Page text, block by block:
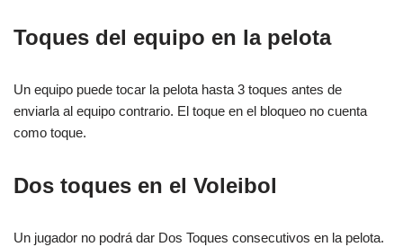
Toques del equipo en la pelota
Un equipo puede tocar la pelota hasta 3 toques antes de
enviarla al equipo contrario. El toque en el bloqueo no cuenta
como toque.
Dos toques en el Voleibol
Un jugador no podrá dar Dos Toques consecutivos en la pelota.